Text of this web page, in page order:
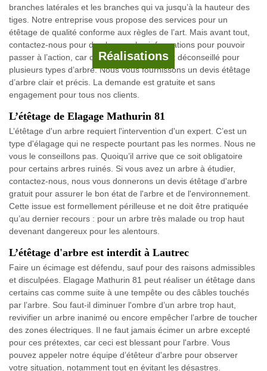
Réalisations
branches latérales et les branches qui va jusqu’à la hauteur des
tiges. Notre entreprise vous propose des services pour un
étêtage de qualité conforme aux règles de l’art. Mais avant tout,
contactez-nous pour de plus amples informations pour pouvoir
passer à l’action, car ce type d’opération est déconseillé pour
plusieurs types d’arbre. Nous vous fournissons un devis étêtage
d’arbre clair et précis. La demande est gratuite et sans
engagement pour tous nos clients.
L’étêtage de Elagage Mathurin 81
L’étêtage d'un arbre requiert l'intervention d'un expert. C’est un
type d'élagage qui ne respecte pourtant pas les normes. Nous ne
vous le conseillons pas. Quoiqu’il arrive que ce soit obligatoire
pour certains arbres ruinés. Si vous avez un arbre à étudier,
contactez-nous, nous vous donnerons un devis étêtage d'arbre
gratuit pour assurer le bon état de l'arbre et de l'environnement.
Cette issue est formellement périlleuse et ne doit être pratiquée
qu’au dernier recours : pour un arbre très malade ou trop haut
devenant dangereux pour les alentours.
L’étêtage d'arbre est interdit à Lautrec
Faire un écimage est défendu, sauf pour des raisons admissibles
et disculpées. Elagage Mathurin 81 peut réaliser un étêtage dans
certains cas comme suite à une tempête ou des câbles touchés
par l’arbre. Sou faut-il diminuer l'ombre d’un arbre trop haut,
revivifier un arbre inanimé ou encore empêcher l’arbre de toucher
des zones électriques. Il ne faut jamais écimer un arbre excepté
pour ces prétextes, car ceci est blessant pour l'arbre. Vous
pouvez appeler notre équipe d’étêteur d'arbre pour observer
votre situation, notamment tout en évitant les désastres.